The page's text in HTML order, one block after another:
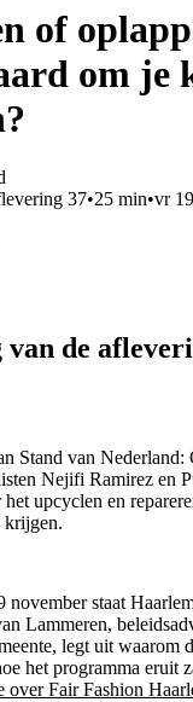
of
om je
37•25 min•vr
de
Stand van Nederland:
Nejifi Ramirez en
upcyclen en
krijgen.
november staat
Lammeren,
legt uit waarom
het programma eruit
over Fair Fashion